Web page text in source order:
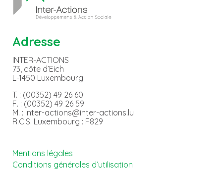
Adresse
INTER-ACTIONS
73, côte d’Eich
L-1450 Luxembourg
T. : (00352) 49 26 60
F. : (00352) 49 26 59
M. : inter-actions@inter-actions.lu
R.C.S. Luxembourg : F829
Mentions légales
Conditions générales d’utilisation